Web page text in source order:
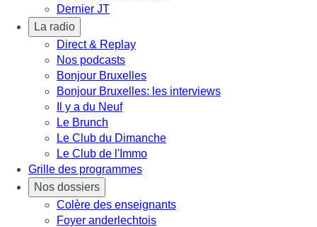
Dernier JT
La radio
Direct & Replay
Nos podcasts
Bonjour Bruxelles
Bonjour Bruxelles: les interviews
Il y a du Neuf
Le Brunch
Le Club du Dimanche
Le Club de l'Immo
Grille des programmes
Nos dossiers
Colère des enseignants
Foyer anderlechtois